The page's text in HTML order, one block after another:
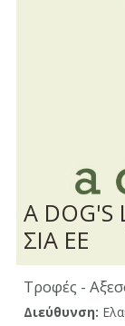
A
ΣΙΑ ΕΕ
Τροφές -
Διεύθυνση: